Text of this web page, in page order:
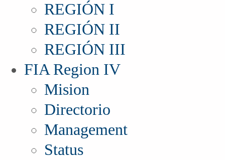
REGIÓN I
REGIÓN II
REGIÓN III
FIA Region IV
Mision
Directorio
Management
Status